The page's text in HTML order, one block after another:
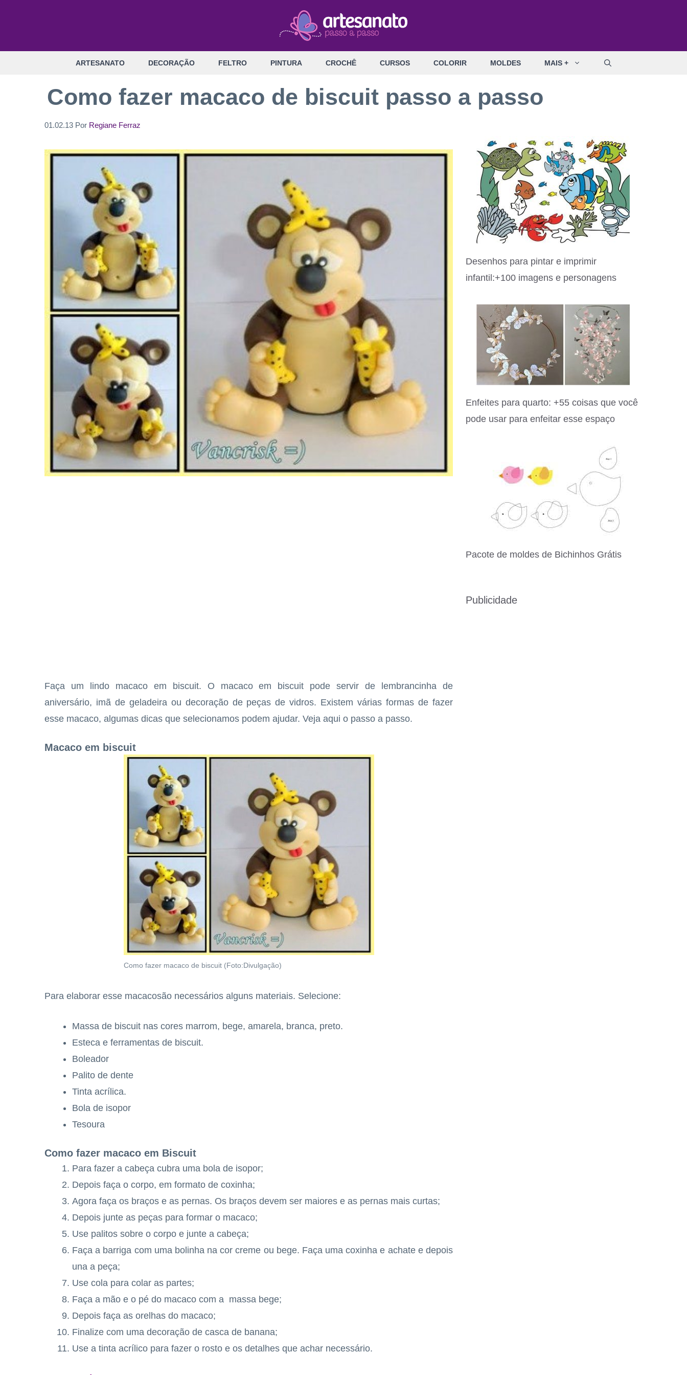
ARTESANATO DECORAÇÃO FELTRO PINTURA CROCHÊ CURSOS COLORIR MOLDES MAIS +
Como fazer macaco de biscuit passo a passo
01.02.13 Por Regiane Ferraz
Faça um lindo macaco em biscuit. O macaco em biscuit pode servir de lembrancinha de
aniversário, imã de geladeira ou decoração de peças de vidros. Existem várias formas de fazer
esse macaco, algumas dicas que selecionamos podem ajudar. Veja aqui o passo a passo.
Macaco em biscuit
Como fazer macaco de biscuit (Foto:Divulgação)
Para elaborar esse macacosão necessários alguns materiais. Selecione:
Massa de biscuit nas cores marrom, bege, amarela, branca, preto.
Esteca e ferramentas de biscuit.
Boleador
Palito de dente
Tinta acrílica.
Bola de isopor
Tesoura
Como fazer macaco em Biscuit
Para fazer a cabeça cubra uma bola de isopor;
Depois faça o corpo, em formato de coxinha;
Agora faça os braços e as pernas. Os braços devem ser maiores e as pernas mais curtas;
Depois junte as peças para formar o macaco;
Use palitos sobre o corpo e junte a cabeça;
Faça a barriga com uma bolinha na cor creme ou bege. Faça uma coxinha e achate e depois
una a peça;
Use cola para colar as partes;
Faça a mão e o pé do macaco com a massa bege;
Depois faça as orelhas do macaco;
Finalize com uma decoração de casca de banana;
Use a tinta acrílico para fazer o rosto e os detalhes que achar necessário.
Desenhos para pintar e imprimir
infantil:+100 imagens e personagens
Enfeites para quarto: +55 coisas que você
pode usar para enfeitar esse espaço
Pacote de moldes de Bichinhos Grátis
Publicidade